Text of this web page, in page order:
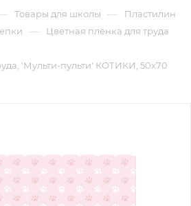
Товары для школы — Пластилин
— Цветная плёнка для труда
'Мульти-пульти' КОТИКИ, 50х70